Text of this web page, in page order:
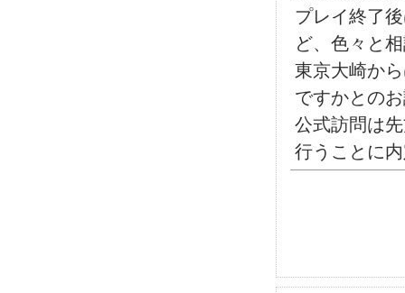
プレイ終了
ど、色々と
東京大崎か
ですかとの
公式訪問は
行うことに